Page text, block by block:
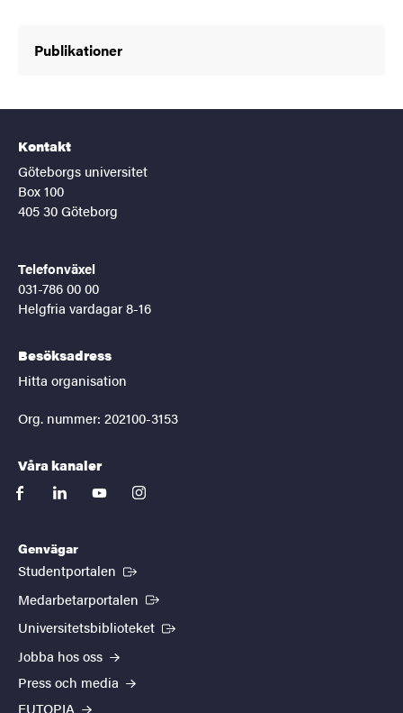
Publikationer
Kontakt
Göteborgs universitet
Box 100
405 30 Göteborg
Telefonväxel
031-786 00 00
Helgfria vardagar 8-16
Besöksadress
Hitta organisation
Org. nummer: 202100-3153
Våra kanaler
facebooklinkedinyoutubeinstagram
Genvägar
Studentportalen (Extern länk)
Medarbetarportalen (Extern länk)
Universitetsbiblioteket (Extern länk)
Jobba hos oss
Press och media
EUTOPIA